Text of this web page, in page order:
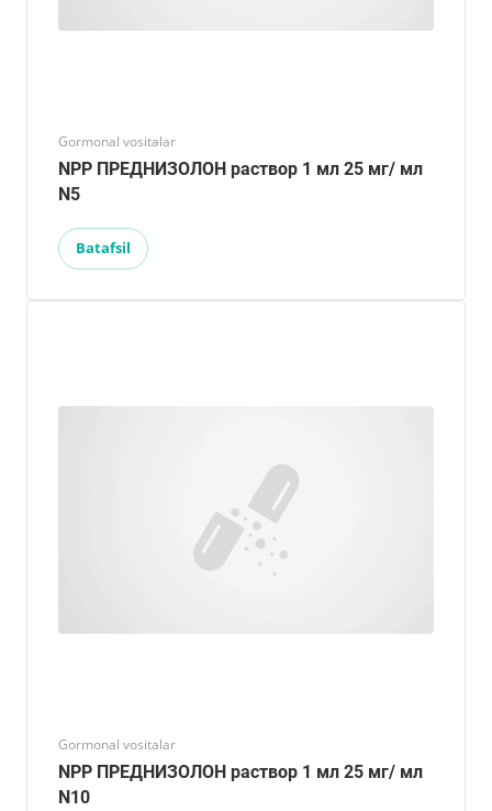
Gormonal vositalar
NPP ПРЕДНИЗОЛОН раствор 1 мл 25 мг/ мл
N5
Batafsil
Gormonal vositalar
NPP ПРЕДНИЗОЛОН раствор 1 мл 25 мг/ мл
N10